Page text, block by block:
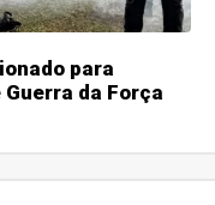
para
da Força